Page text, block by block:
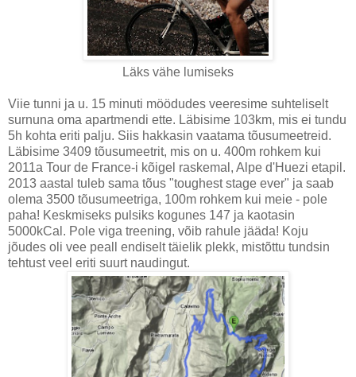
Läks vähe lumiseks
Viie tunni ja u. 15 minuti möödudes veeresime suhteliselt
surnuna oma apartmendi ette. Läbisime 103km, mis ei tundu
5h kohta eriti palju. Siis hakkasin vaatama tõusumeetreid.
Läbisime 3409 tõusumeetrit, mis on u. 400m rohkem kui
2011a Tour de France-i kõigel raskemal, Alpe d'Huezi etapil.
2013 aastal tuleb sama tõus "toughest stage ever" ja saab
olema 3500 tõusumeetriga, 100m rohkem kui meie - pole
paha! Keskmiseks pulsiks kogunes 147 ja kaotasin
5000kCal. Pole viga treening, võib rahule jääda! Koju
jõudes oli vee peall endiselt täielik plekk, mistõttu tundsin
tehtust veel eriti suurt naudingut.